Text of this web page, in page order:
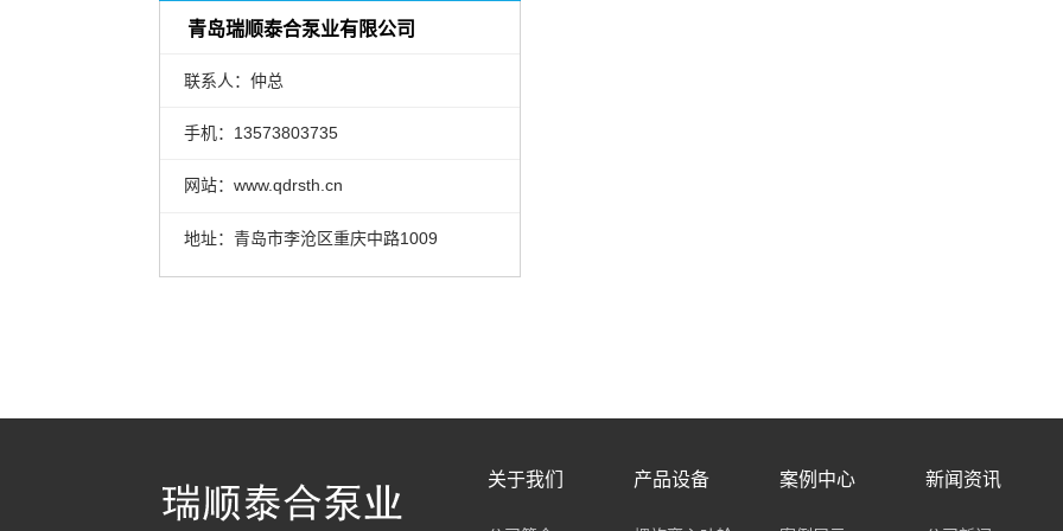
青岛瑞顺泰合泵业有限公司
联系人：仲总
手机：13573803735
网站：www.qdrsth.cn
地址：青岛市李沧区重庆中路1009
关于我们 产品设备 案例中心 新闻资讯